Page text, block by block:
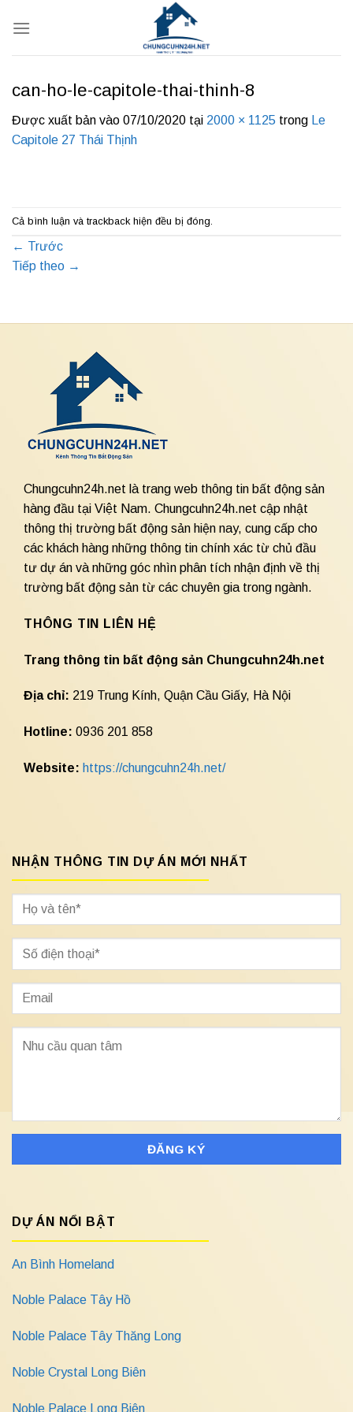
qua
can-ho-le-capitole-thai-thinh-8
Được xuất bản vào 07/10/2020 tại 2000 × 1125 trong
Le
Capitole 27 Thái Thịnh
Cả bình luận và trackback hiện đều bị đóng.
← Trước
Tiếp theo →
Chungcuhn24h.net là trang web thông tin bất động sản
hàng đầu tại Việt Nam. Chungcuhn24h.net cập nhật
thông thị trường bất động sản hiện nay, cung cấp cho
các khách hàng những thông tin chính xác từ chủ đầu
tư dự án và những góc nhìn phân tích nhận định về thị
trường bất động sản từ các chuyên gia trong ngành.
THÔNG TIN LIÊN HỆ
Trang thông tin bất động sản Chungcuhn24h.net
Địa chỉ: 219 Trung Kính, Quận Cầu Giấy, Hà Nội
Hotline: 0936 201 858
Website: https://chungcuhn24h.net/
NHẬN THÔNG TIN DỰ ÁN MỚI NHẤT
DỰ ÁN NỔI BẬT
An Bình Homeland
Noble Palace Tây Hồ
Noble Palace Tây Thăng Long
Noble Crystal Long Biên
Noble Palace Long Biên